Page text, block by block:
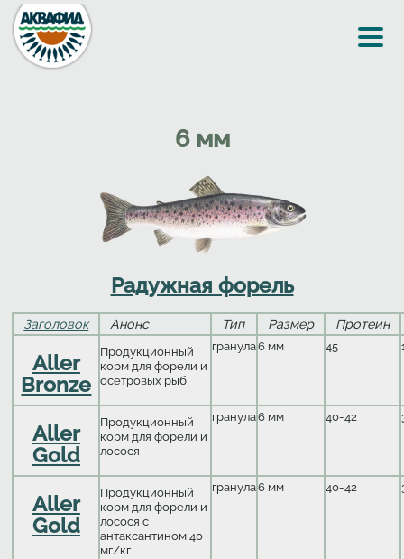
Перейти к основному содержанию
6 мм
Радужная форель
Заголовок Анонс Тип Размер Протеин
Aller
Bronze
Продукционный
корм для форели и
осетровых рыб
гранула6 мм 45
Aller
Gold
Продукционный
корм для форели и
лосося
гранула6 мм 40-42
Aller
Gold
Продукционный
корм для форели и
лосося с
антаксантином 40
мг/кг
гранула6 мм 40-42